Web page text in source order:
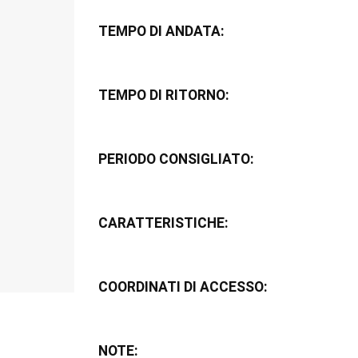
TEMPO DI ANDATA:
TEMPO DI RITORNO:
PERIODO CONSIGLIATO:
CARATTERISTICHE:
COORDINATI DI ACCESSO:
NOTE: